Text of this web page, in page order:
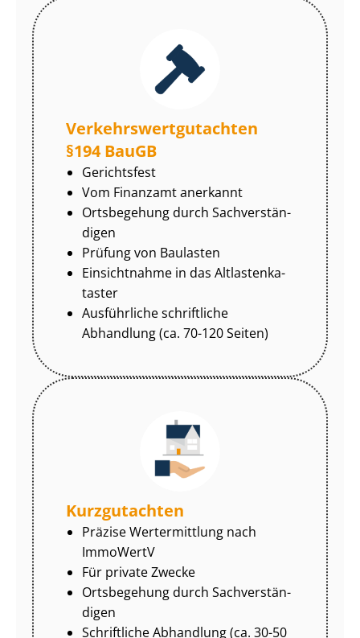
Ver­kehrs­wert­gut­ach­ten
§194 BauGB
Gerichtsfest
Vom Finanzamt anerkannt
Ortsbegehung durch Sach­ver­stän­
di­gen
Prüfung von Baulasten
Einsichtnahme in das Alt­las­ten­ka­
tas­ter
Ausführliche schriftliche
Abhandlung (ca. 70-120 Seiten)
Kurzgutachten
Präzise Wertermittlung nach
ImmoWertV
Für private Zwecke
Ortsbegehung durch Sach­ver­stän­
di­gen
Schriftliche Abhandlung (ca. 30-50